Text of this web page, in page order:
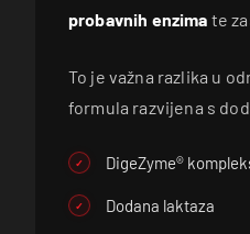
probavnih enzima te
To je važna razlika u
formula razvijena s
DigeZyme®
Dodana laktaza